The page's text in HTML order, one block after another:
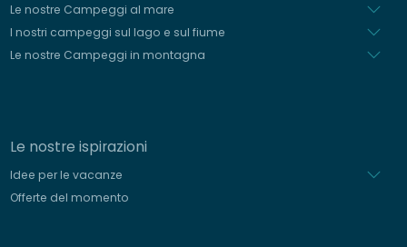
Le nostre Campeggi al mare
I nostri campeggi sul lago e sul fiume
Le nostre Campeggi in montagna
Le nostre ispirazioni
Idee per le vacanze
Offerte del momento